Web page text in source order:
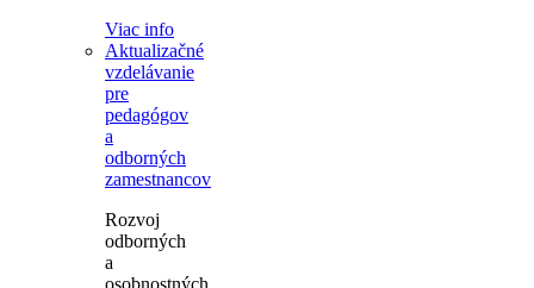
Viac info
Aktualizačné
vzdelávanie
pre
pedagógov
a
odborných
zamestnancov
Rozvoj
odborných
a
osobnostných